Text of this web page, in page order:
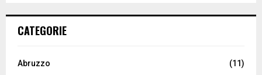
CATEGORIE
Abruzzo
(11)